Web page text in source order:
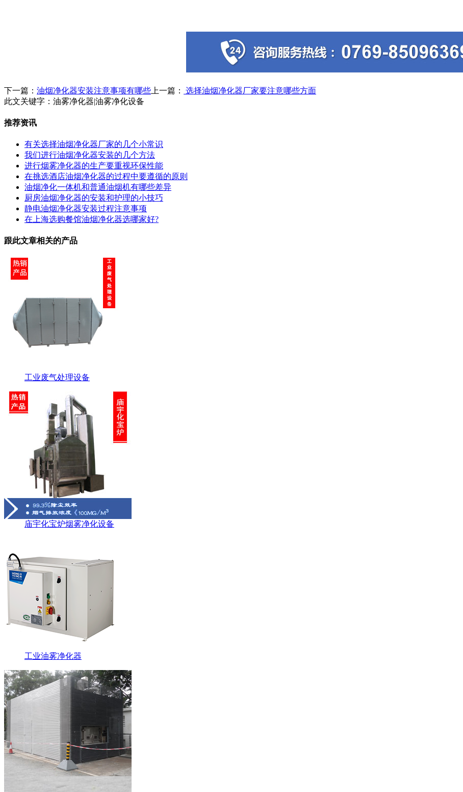
下一篇： 油烟净化器安装注意事项有哪些 上一篇：
选择油烟净化器厂家要注意哪些方面
此文关键字： 油雾净化器|油雾净化设备
推荐资讯
有关选择油烟净化器厂家的几个小常识
我们进行油烟净化器安装的几个方法
进行烟雾净化器的生产要重视环保性能
在挑选酒店油烟净化器的过程中要遵循的原则
油烟净化一体机和普通油烟机有哪些差异
厨房油烟净化器的安装和护理的小技巧
静电油烟净化器安装过程注意事项
在上海选购餐馆油烟净化器选哪家好?
跟此文章相关的产品
工业废气处理设备
庙宇化宝炉烟雾净化设备
工业油雾净化器